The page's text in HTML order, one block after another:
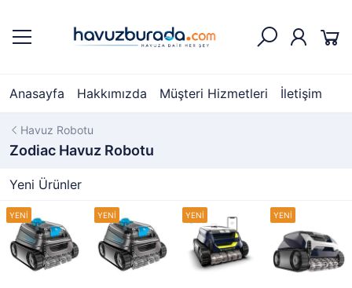
Anasayfa Hakkımızda Müşteri Hizmetleri İletişim
Havuz Robotu
Zodiac Havuz Robotu
Yeni Ürünler